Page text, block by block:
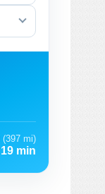
(397 mi)
min